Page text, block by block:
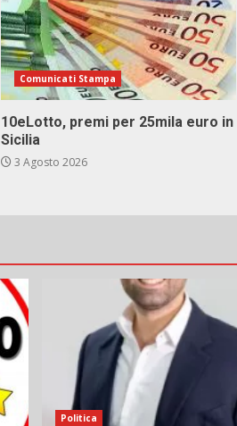
Comunicati Stampa
10eLotto, premi per 25mila euro in
Sicilia
3 Agosto 2026
Politica